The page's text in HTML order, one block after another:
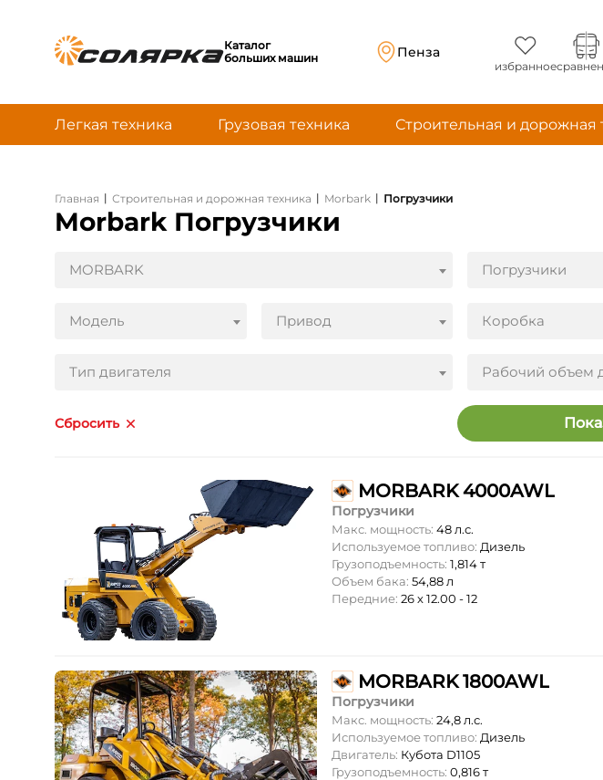
Каталог
больших машин
Пенза
избранное
Легкая техника Грузовая техника Строительная и дорожная
Главная | Строительная и дорожная техника | Morbark | Погрузчики
Morbark Погрузчики
MORBARK
Модель Привод
Тип двигателя
Погрузчики
Коробка
Рабочий объем
Сбросить
MORBARK 4000AWL
Погрузчики
Макс. мощность: 48 л.с.
Используемое топливо: Дизель
Грузоподъемность: 1,814 т
Объем бака: 54,88 л
Передние: 26 х 12.00 - 12
MORBARK 1800AWL
Погрузчики
Макс. мощность: 24,8 л.с.
Используемое топливо: Дизель
Двигатель: Кубота D1105
Грузоподъемность: 0,816 т